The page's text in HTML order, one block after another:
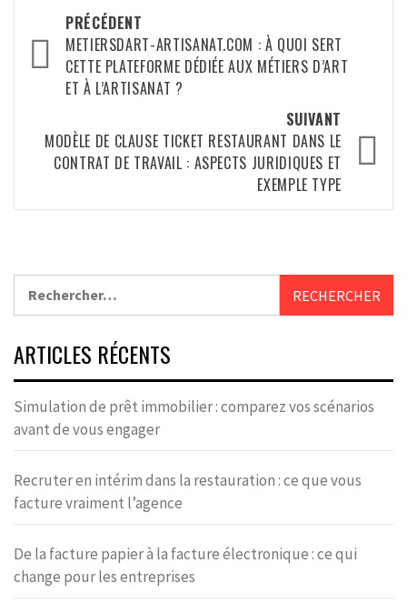
Navigation
d’article
PRÉCÉDENT
METIERSDART-ARTISANAT.COM : À QUOI SERT
CETTE PLATEFORME DÉDIÉE AUX MÉTIERS D’ART
ET À L’ARTISANAT ?
SUIVANT
MODÈLE DE CLAUSE TICKET RESTAURANT DANS LE
CONTRAT DE TRAVAIL : ASPECTS JURIDIQUES ET
EXEMPLE TYPE
ARTICLES RÉCENTS
Simulation de prêt immobilier : comparez vos scénarios
avant de vous engager
Recruter en intérim dans la restauration : ce que vous
facture vraiment l’agence
De la facture papier à la facture électronique : ce qui
change pour les entreprises